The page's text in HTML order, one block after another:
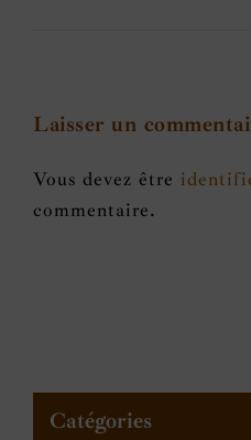
Laisser un
Vous devez être
commentaire.
Catégories